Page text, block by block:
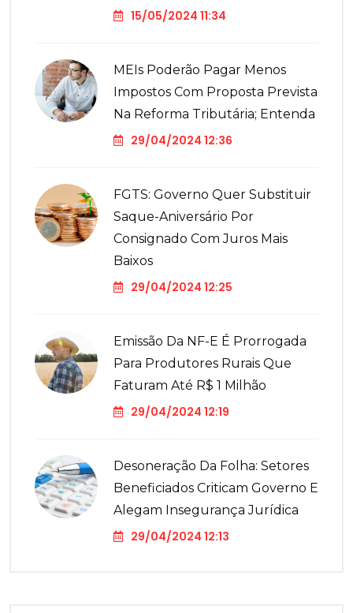
15/05/2024 11:34
MEIs Poderão Pagar Menos
Impostos Com Proposta Prevista
Na Reforma Tributária; Entenda
29/04/2024 12:36
FGTS: Governo Quer Substituir
Saque-Aniversário Por
Consignado Com Juros Mais
Baixos
29/04/2024 12:25
Emissão Da NF-E É Prorrogada
Para Produtores Rurais Que
Faturam Até R$ 1 Milhão
29/04/2024 12:19
Desoneração Da Folha: Setores
Beneficiados Criticam Governo E
Alegam Insegurança Jurídica
29/04/2024 12:13